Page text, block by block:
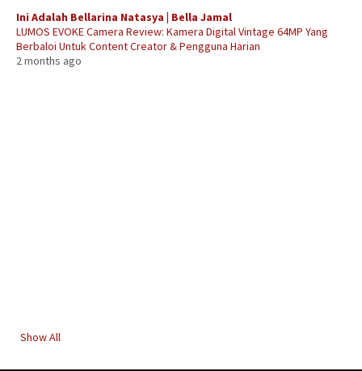
Ini Adalah Bellarina Natasya | Bella Jamal
LUMOS EVOKE Camera Review: Kamera Digital Vintage 64MP Yang
Berbaloi Untuk Content Creator & Pengguna Harian
2 months ago
Show All